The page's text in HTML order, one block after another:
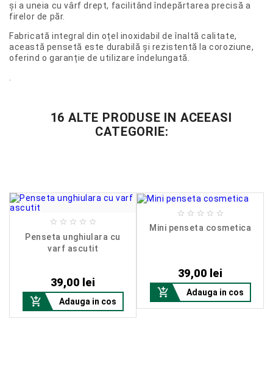
și a uneia cu vârf drept, facilitând îndepărtarea precisă a
firelor de păr.
Fabricată integral din oțel inoxidabil de înaltă calitate,
această pensetă este durabilă și rezistentă la coroziune,
oferind o garanție de utilizare îndelungată.
16 ALTE PRODUSE IN ACEEASI
CATEGORIE:
    
Penseta unghiulara cu
varf ascutit
39,00 lei
 Adauga in cos
    
Mini penseta cosmetica
39,00 lei
 Adauga in cos